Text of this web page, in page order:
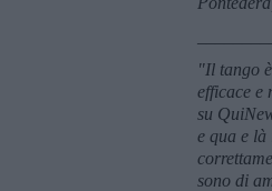
"Il tango
efficace e
su
e qua e là
sono di